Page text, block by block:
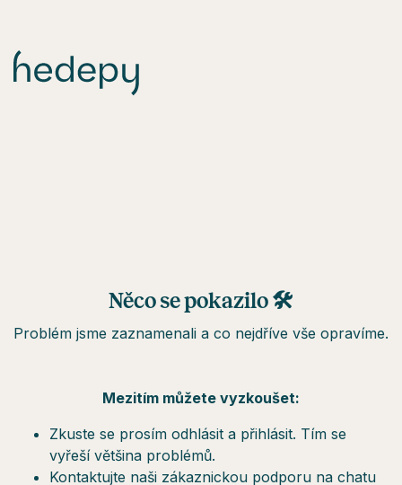
Něco se pokazilo 🛠
Problém jsme zaznamenali a co nejdříve vše opravíme.
Mezitím můžete vyzkoušet:
Zkuste se prosím odhlásit a přihlásit. Tím se
vyřeší většina problémů.
Kontaktujte naši zákaznickou podporu na chatu